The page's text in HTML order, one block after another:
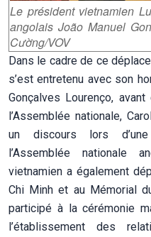
Le président vietnamien
angolais João Manuel
Cường/VOV
Dans le cadre de ce
s’est entretenu avec son
Gonçalves Lourenço,
l’Assemblée nationale,
un discours lors
l’Assemblée nationale
vietnamien a également
Chi Minh et au Mémorial
participé à la cérémonie
l’établissement des